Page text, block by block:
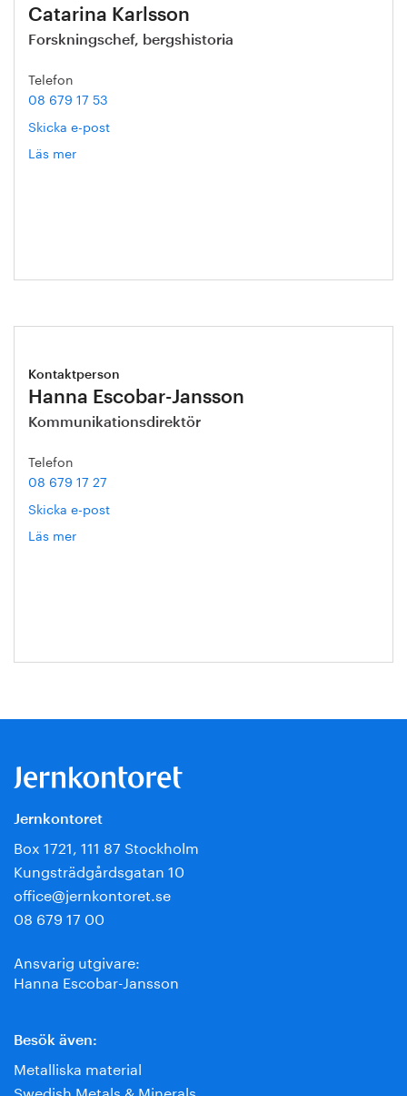
Catarina Karlsson
Forskningschef, bergshistoria
Telefon
08 679 17 53
Skicka e-post
Läs mer
Kontaktperson
Hanna Escobar-Jansson
Kommunikationsdirektör
Telefon
08 679 17 27
Skicka e-post
Läs mer
Jernkontoret
Box 1721, 111 87 Stockholm
Kungsträdgårdsgatan 10
office@jernkontoret.se
08 679 17 00
Ansvarig utgivare:
Hanna Escobar-Jansson
Besök även:
Metalliska material
Swedish Metals & Minerals